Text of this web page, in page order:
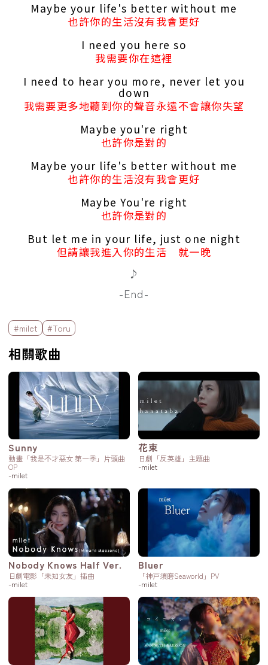
Maybe your life's better without me
也許你的生活沒有我會更好
I need you here so
我需要你在這裡
I need to hear you more, never let you
down
我需要更多地聽到你的聲音永遠不會讓你失望
Maybe you're right
也許你是對的
Maybe your life's better without me
也許你的生活沒有我會更好
Maybe You're right
也許你是對的
But let me in your life, just one night
但請讓我進入你的生活 就一晚
♪
-End-
標籤欄
#milet #Toru
相關歌曲
Sunny
動畫「我是不才惡女 第一季」片頭曲
OP
-milet
花束
日劇「反英雄」主題曲
-milet
Nobody Knows Half Ver.
日劇電影「未知女友」插曲
-milet
Bluer
「神戸須磨Seaworld」PV
-milet